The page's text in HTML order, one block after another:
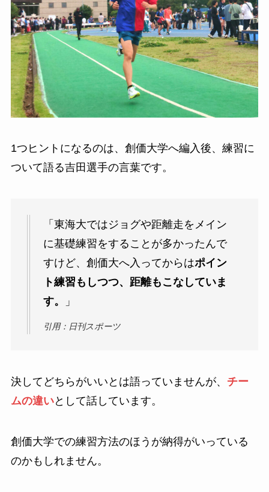
1つヒントになるのは、創価大学へ編入後、練習に
ついて語る吉田選手の言葉です。
「東海大ではジョグや距離走をメイン
に基礎練習をすることが多かったんで
すけど、創価大へ入ってからはポイン
ト練習もしつつ、距離もこなしていま
す。
」
引用：日刊スポーツ
決してどちらがいいとは語っていませんが、 チー
ムの違いとして話しています。
創価大学での練習方法のほうが納得がいっている
のかもしれません。